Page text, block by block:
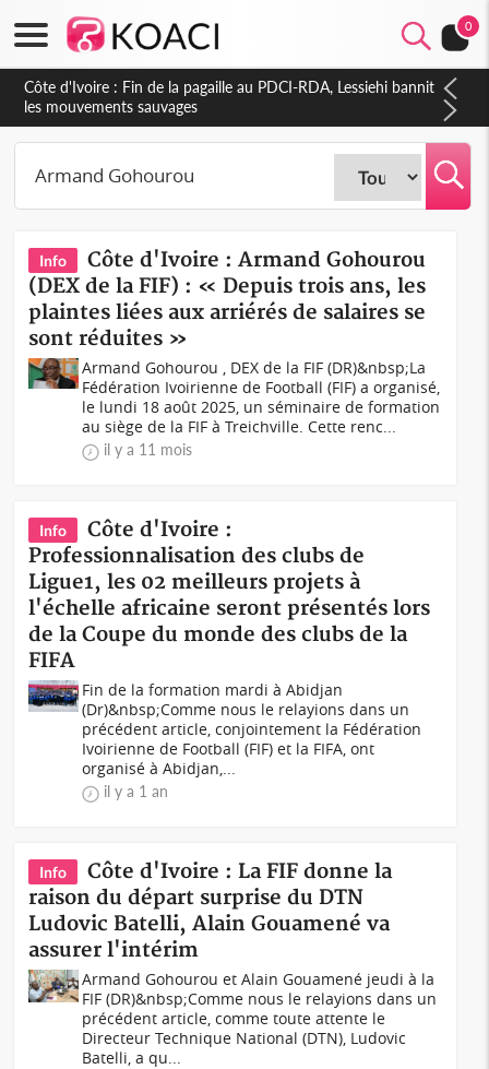
0
Côte d'Ivoire : Fin de la pagaille au PDCI-RDA, Lessiehi bannit
les mouvements sauvages
Info
Côte d'Ivoire : Armand Gohourou
(DEX de la FIF) : « Depuis trois ans, les
plaintes liées aux arriérés de salaires se
sont réduites »
Armand Gohourou , DEX de la FIF (DR)&nbsp;La
Fédération Ivoirienne de Football (FIF) a organisé,
le lundi 18 août 2025, un séminaire de formation
au siège de la FIF à Treichville. Cette renc...
il y a 11 mois
Info
Côte d'Ivoire :
Professionnalisation des clubs de
Ligue1, les 02 meilleurs projets à
l'échelle africaine seront présentés lors
de la Coupe du monde des clubs de la
FIFA
Fin de la formation mardi à Abidjan
(Dr)&nbsp;Comme nous le relayions dans un
précédent article, conjointement la Fédération
Ivoirienne de Football (FIF) et la FIFA, ont
organisé à Abidjan,...
il y a 1 an
Info
Côte d'Ivoire : La FIF donne la
raison du départ surprise du DTN
Ludovic Batelli, Alain Gouamené va
assurer l'intérim
Armand Gohourou et Alain Gouamené jeudi à la
FIF (DR)&nbsp;Comme nous le relayions dans un
précédent article, comme toute attente le
Directeur Technique National (DTN), Ludovic
Batelli, a qu...